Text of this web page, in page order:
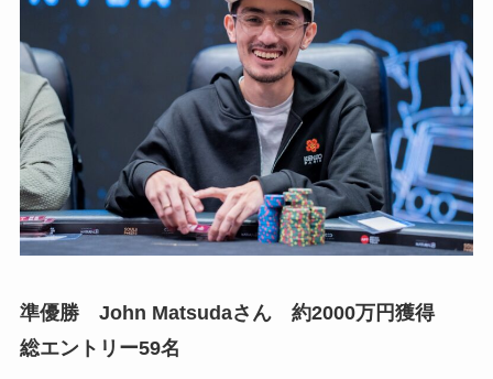
準優勝 John Matsudaさん 約2000万円獲得
総エントリー59名